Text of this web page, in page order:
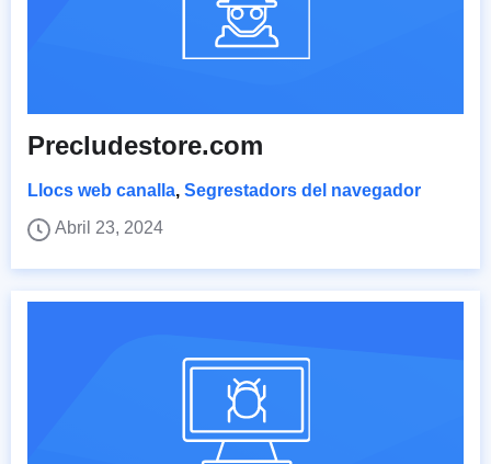
Precludestore.com
Llocs web canalla, Segrestadors del navegador
Abril 23, 2024